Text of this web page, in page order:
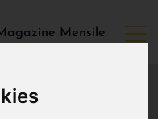
Mensile